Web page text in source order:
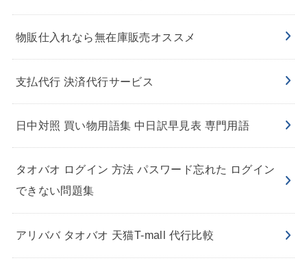
物販仕入れなら無在庫販売オススメ
支払代行 決済代行サービス
日中対照 買い物用語集 中日訳早見表 専門用語
タオバオ ログイン 方法 パスワード忘れた ログイン
できない問題集
アリババ タオバオ 天猫T-mall 代行比較